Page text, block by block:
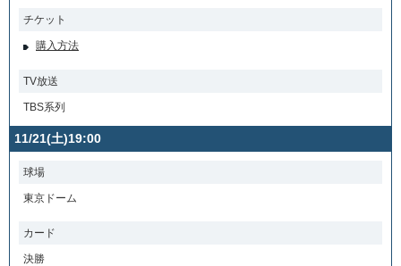
チケット
購入方法
TV放送
TBS系列
11/21(土)19:00
球場
東京ドーム
カード
決勝